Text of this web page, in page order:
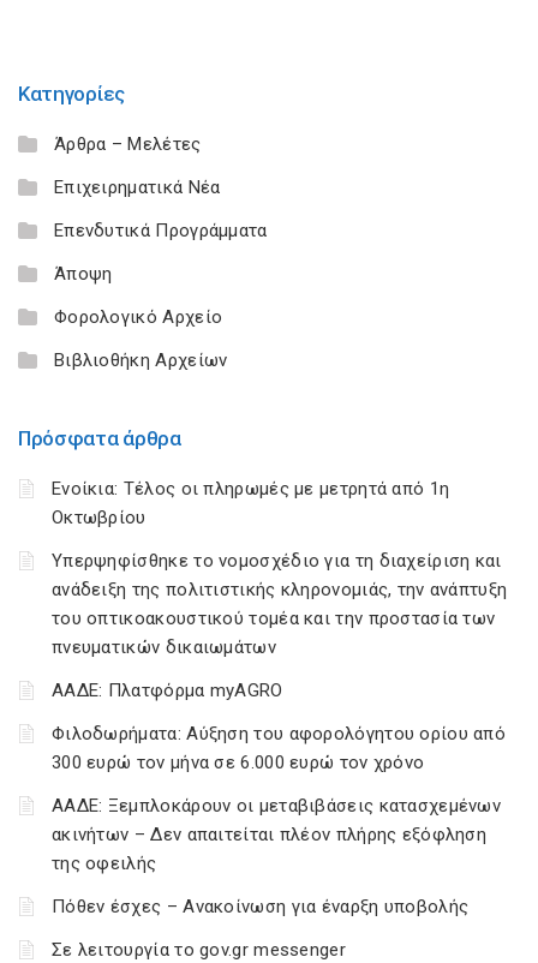
Κατηγορίες
Άρθρα – Μελέτες
Επιχειρηματικά Νέα
Επενδυτικά Προγράμματα
Άποψη
Φορολογικό Αρχείο
Βιβλιοθήκη Αρχείων
Πρόσφατα άρθρα
Ενοίκια: Τέλος οι πληρωμές με μετρητά από 1η
Οκτωβρίου
Υπερψηφίσθηκε το νομοσχέδιο για τη διαχείριση και
ανάδειξη της πολιτιστικής κληρονομιάς, την ανάπτυξη
του οπτικοακουστικού τομέα και την προστασία των
πνευματικών δικαιωμάτων
ΑΑΔΕ: Πλατφόρμα myAGRO
Φιλοδωρήματα: Αύξηση του αφορολόγητου ορίου από
300 ευρώ τον μήνα σε 6.000 ευρώ τον χρόνο
ΑΑΔΕ: Ξεμπλοκάρουν οι μεταβιβάσεις κατασχεμένων
ακινήτων – Δεν απαιτείται πλέον πλήρης εξόφληση
της οφειλής
Πόθεν έσχες – Ανακοίνωση για έναρξη υποβολής
Σε λειτουργία το gov.gr messenger